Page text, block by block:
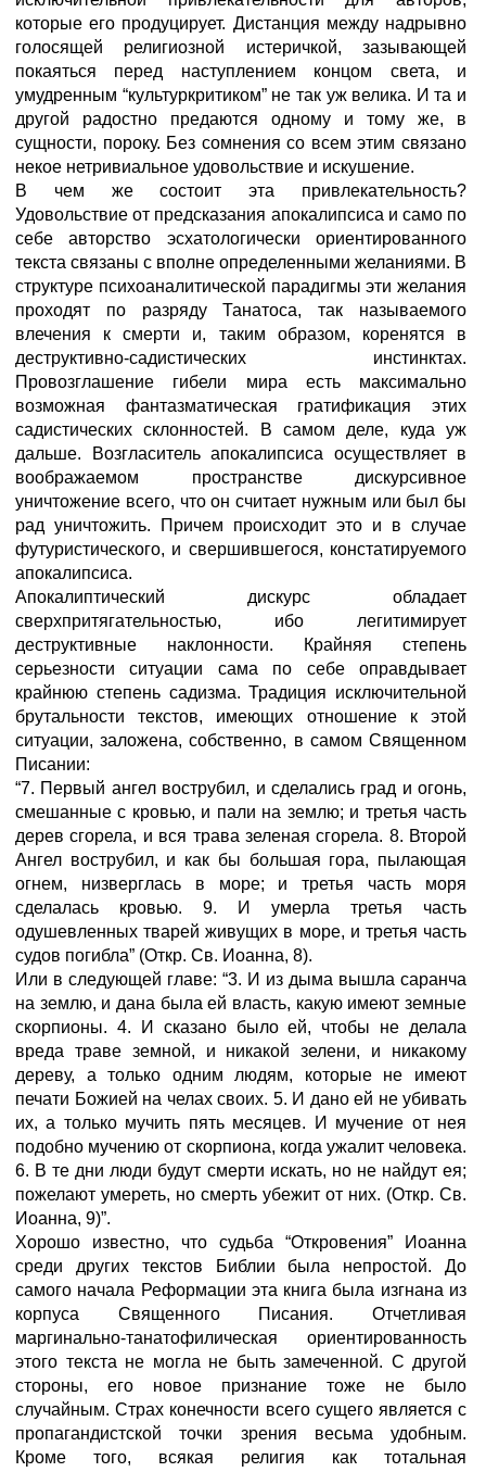
которые его продуцирует. Дистанция между надрывно
голосящей религиозной истеричкой, зазывающей
покаяться перед наступлением концом света, и
умудренным “культуркритиком” не так уж велика. И та и
другой радостно предаются одному и тому же, в
сущности, пороку. Без сомнения со всем этим связано
некое нетривиальное удовольствие и искушение.
В чем же состоит эта привлекательность?
Удовольствие от предсказания апокалипсиса и само по
себе авторство эсхатологически ориентированного
текста связаны с вполне определенными желаниями. В
структуре психоаналитической парадигмы эти желания
проходят по разряду Танатоса, так называемого
влечения к смерти и, таким образом, коренятся в
деструктивно-садистических инстинктах.
Провозглашение гибели мира есть максимально
возможная фантазматическая гратификация этих
садистических склонностей. В самом деле, куда уж
дальше. Возгласитель апокалипсиса осуществляет в
воображаемом пространстве дискурсивное
уничтожение всего, что он считает нужным или был бы
рад уничтожить. Причем происходит это и в случае
футуристического, и свершившегося, констатируемого
апокалипсиса.
Апокалиптический дискурс обладает
сверхпритягательностью, ибо легитимирует
деструктивные наклонности. Крайняя степень
серьезности ситуации сама по себе оправдывает
крайнюю степень садизма. Традиция исключительной
брутальности текстов, имеющих отношение к этой
ситуации, заложена, собственно, в самом Священном
Писании:
“7. Первый ангел вострубил, и сделались град и огонь,
смешанные с кровью, и пали на землю; и третья часть
дерев сгорела, и вся трава зеленая сгорела. 8. Второй
Ангел вострубил, и как бы большая гора, пылающая
огнем, низверглась в море; и третья часть моря
сделалась кровью. 9. И умерла третья часть
одушевленных тварей живущих в море, и третья часть
судов погибла” (Откр. Св. Иоанна, 8).
Или в следующей главе: “3. И из дыма вышла саранча
на землю, и дана была ей власть, какую имеют земные
скорпионы. 4. И сказано было ей, чтобы не делала
вреда траве земной, и никакой зелени, и никакому
дереву, а только одним людям, которые не имеют
печати Божией на челах своих. 5. И дано ей не убивать
их, а только мучить пять месяцев. И мучение от нея
подобно мучению от скорпиона, когда ужалит человека.
6. В те дни люди будут смерти искать, но не найдут ея;
пожелают умереть, но смерть убежит от них. (Откр. Св.
Иоанна, 9)”.
Хорошо известно, что судьба “Откровения” Иоанна
среди других текстов Библии была непростой. До
самого начала Реформации эта книга была изгнана из
корпуса Священного Писания. Отчетливая
маргинально-танатофилическая ориентированность
этого текста не могла не быть замеченной. С другой
стороны, его новое признание тоже не было
случайным. Страх конечности всего сущего является с
пропагандистской точки зрения весьма удобным.
Кроме того, всякая религия как тотальная